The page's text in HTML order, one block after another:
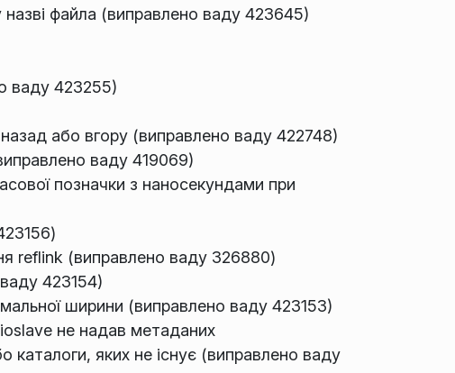
назві файла (виправлено ваду 423645)
ваду 423255)
або вгору (виправлено ваду 422748)
ваду 419069)
позначки з наносекундами при
reflink (виправлено ваду 326880)
423154)
ширини (виправлено ваду 423153)
не надав метаданих
яких не існує (виправлено ваду